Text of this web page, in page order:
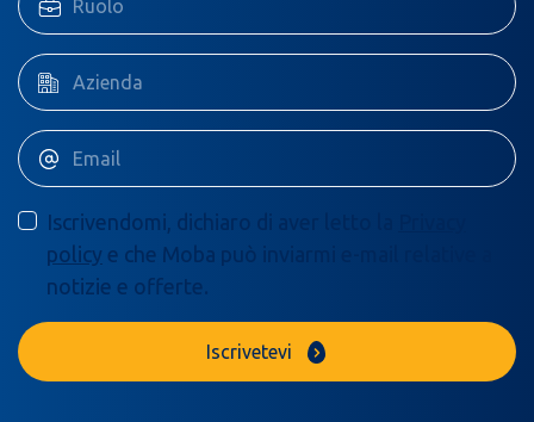
Iscrivendomi, dichiaro di aver letto la
policy e che Moba può inviarmi e-mail relative a
notizie e offerte.
Iscrivetevi